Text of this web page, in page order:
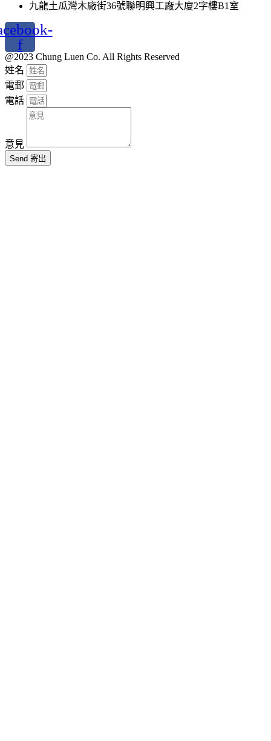
九龍土瓜灣木廠街36號聯明興工廠大廈2字樓B1室
f
@2023 Chung Luen Co. All Rights Reserved
姓名
電郵
電話
意見
Send 寄出